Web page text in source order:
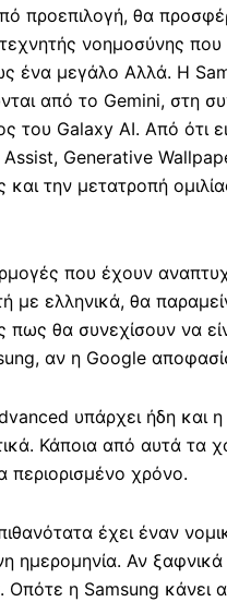
προεπιλογή, θα
τεχνητής νοημοσύνης
ένα μεγάλο Αλλά. Η
από το Gemini, στη
του Galaxy AI. Από ότι
Generative
και την μετατροπή
που έχουν
με ελληνικά, θα
πως θα συνεχίσουν να
αν η Google
υπάρχει ήδη και
Κάποια από αυτά τα
περιορισμένο χρόνο.
έχει έναν
ημερομηνία. Αν
η Samsung κάνει